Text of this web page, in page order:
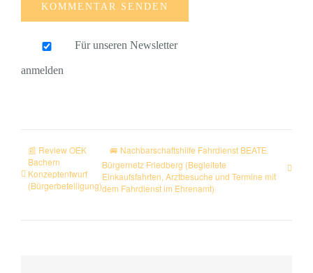
Für unseren Newsletter
anmelden
📰 Review OEK
Bachern
Konzeptentwurf
(Bürgerbeteiligung)
🚐 Nachbarschaftshilfe Fahrdienst BEATE
Bürgernetz Friedberg (Begleitete
Einkaufsfahrten, Arztbesuche und Termine mit
dem Fahrdienst im Ehrenamt)